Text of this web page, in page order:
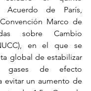
Acuerdo de París,
Marco de
sobre Cambio
en el que se
global de estabilizar
gases de efecto
evitar un aumento de